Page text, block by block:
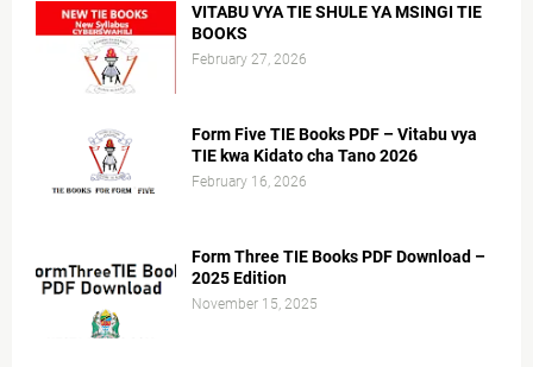
VITABU VYA TIE SHULE YA MSINGI TIE
BOOKS
February 27, 2026
Form Five TIE Books PDF – Vitabu vya
TIE kwa Kidato cha Tano 2026
February 16, 2026
Form Three TIE Books PDF Download –
2025 Edition
November 15, 2025